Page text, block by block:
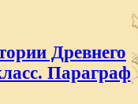
Древнего
Параграф